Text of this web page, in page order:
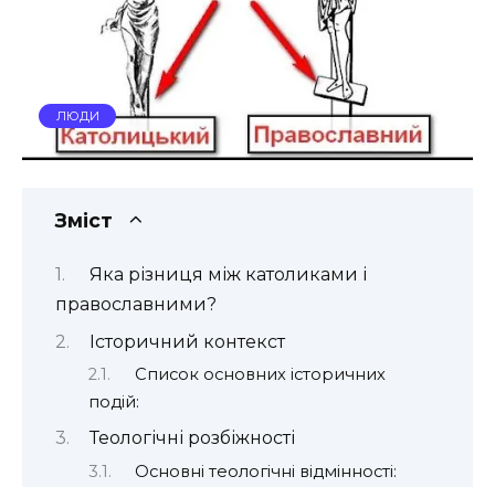
ЛЮДИ
Зміст
Яка різниця між католиками і
православними?
Історичний контекст
Список основних історичних
подій:
Теологічні розбіжності
Основні теологічні відмінності: